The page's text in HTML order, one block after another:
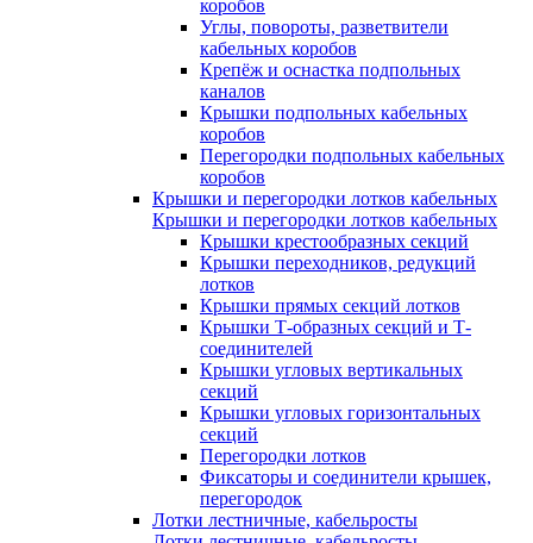
коробов
Углы, повороты, разветвители
кабельных коробов
Крепёж и оснастка подпольных
каналов
Крышки подпольных кабельных
коробов
Перегородки подпольных кабельных
коробов
Крышки и перегородки лотков кабельных
Крышки и перегородки лотков кабельных
Крышки крестообразных секций
Крышки переходников, редукций
лотков
Крышки прямых секций лотков
Крышки Т-образных секций и Т-
соединителей
Крышки угловых вертикальных
секций
Крышки угловых горизонтальных
секций
Перегородки лотков
Фиксаторы и соединители крышек,
перегородок
Лотки лестничные, кабельросты